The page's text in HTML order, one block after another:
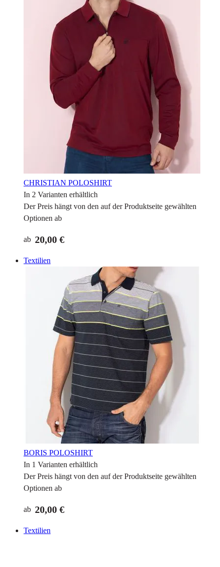
CHRISTIAN POLOSHIRT
In 2 Varianten erhältlich
Der Preis hängt von den auf der Produktseite gewählten
Optionen ab
ab 20,00 €
Textilien
BORIS POLOSHIRT
In 1 Varianten erhältlich
Der Preis hängt von den auf der Produktseite gewählten
Optionen ab
ab 20,00 €
Textilien